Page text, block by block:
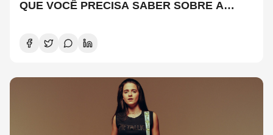
QUE VOCÊ PRECISA SABER SOBRE A